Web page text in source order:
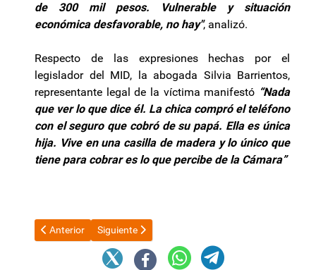
de 300 mil pesos. Vulnerable y situación
económica desfavorable, no hay", analizó.
Respecto de las expresiones hechas por el
legislador del MID, la abogada Silvia Barrientos,
representante legal de la víctima manifestó “Nada
que ver lo que dice él. La chica compró el teléfono
con el seguro que cobró de su papá. Ella es única
hija. Vive en una casilla de madera y lo único que
tiene para cobrar es lo que percibe de la Cámara”
Artículo anterior: Fiesta del Poncho: Entradas para personas
Anterior Artículo siguiente: La CGT se reúne y se espera
Siguiente